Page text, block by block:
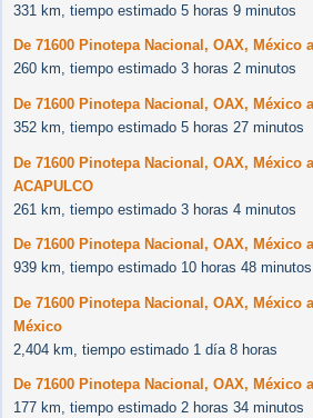
331 km, tiempo estimado 5 horas 9 minutos
De 71600 Pinotepa Nacional, OAX, México
260 km, tiempo estimado 3 horas 2 minutos
De 71600 Pinotepa Nacional, OAX, México
352 km, tiempo estimado 5 horas 27 minutos
De 71600 Pinotepa Nacional, OAX, México
ACAPULCO
261 km, tiempo estimado 3 horas 4 minutos
De 71600 Pinotepa Nacional, OAX, México
939 km, tiempo estimado 10 horas 48 minutos
De 71600 Pinotepa Nacional, OAX, México
México
2,404 km, tiempo estimado 1 día 8 horas
De 71600 Pinotepa Nacional, OAX, México
177 km, tiempo estimado 2 horas 34 minutos